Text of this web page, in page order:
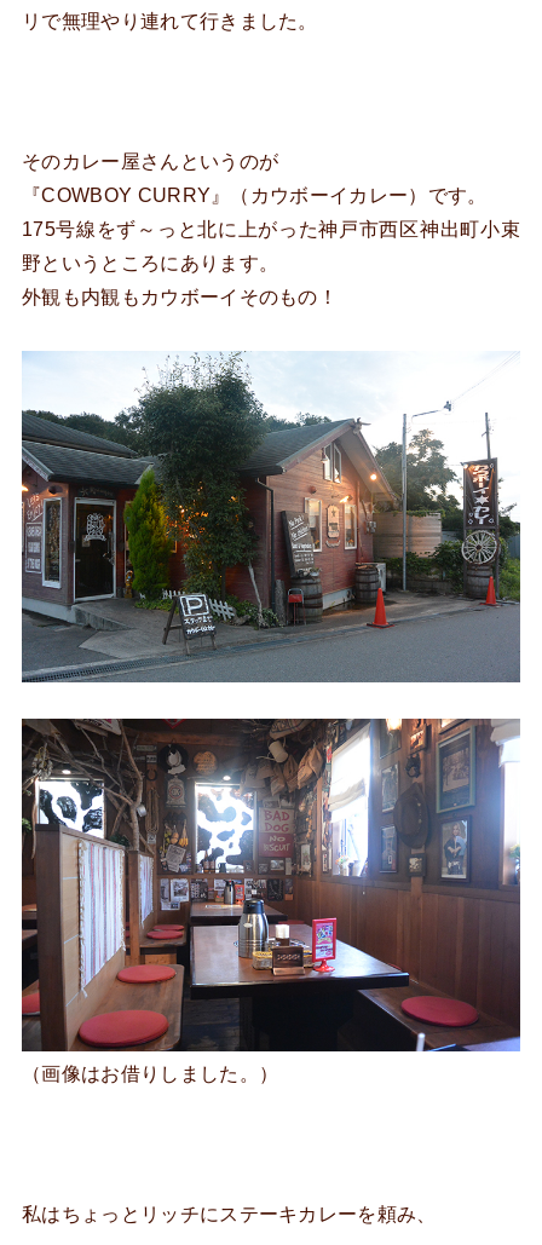
リで無理やり連れて行きました。
そのカレー屋さんというのが
『COWBOY CURRY』（カウボーイカレー）です。
175号線をず～っと北に上がった神戸市西区神出町小束
野というところにあります。
外観も内観もカウボーイそのもの！
（画像はお借りしました。）
私はちょっとリッチにステーキカレーを頼み、